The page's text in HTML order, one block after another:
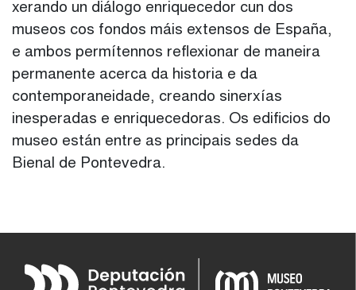
xerando un diálogo enriquecedor cun dos
museos cos fondos máis extensos de España,
e ambos permítennos reflexionar de maneira
permanente acerca da historia e da
contemporaneidade, creando sinerxías
inesperadas e enriquecedoras. Os edificios do
museo están entre as principais sedes da
Bienal de Pontevedra.